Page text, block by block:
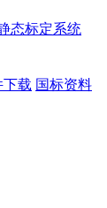
态标定系统
下载 国标资料